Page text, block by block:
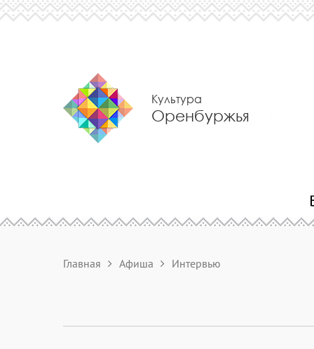
Культура
Оренбуржья
Главная Афиша Интервью